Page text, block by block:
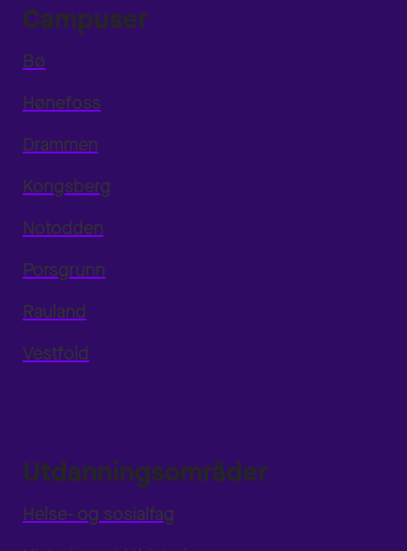
Campuser
Bø
Hønefoss
Drammen
Kongsberg
Notodden
Porsgrunn
Rauland
Vestfold
Utdanningsområder
Helse- og sosialfag